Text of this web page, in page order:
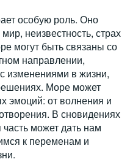
особую роль. Оно
неизвестность, страх
могут быть связаны со
направлении,
изменениями в жизни,
Море может
эмоций: от волнения и
В сновидениях
может дать нам
к переменам и